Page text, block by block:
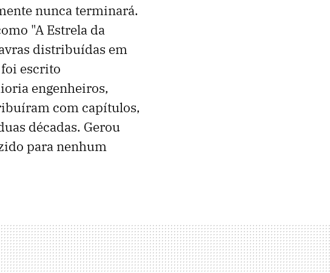
nunca terminará.
"A Estrela da
distribuídas em
escrito
engenheiros,
com capítulos,
décadas. Gerou
para nenhum